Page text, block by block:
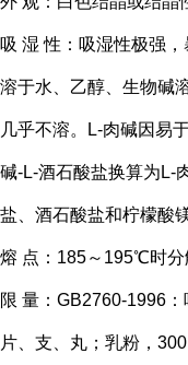
吸 湿 性：吸湿性极强
溶于水、乙醇、生物碱
几乎不溶。L-肉碱因易
碱-L-酒石酸盐换算为L-
盐、酒石酸盐和柠檬酸镁
熔 点：185～195℃时分
限 量：GB2760-1996
片、支、丸；乳粉，